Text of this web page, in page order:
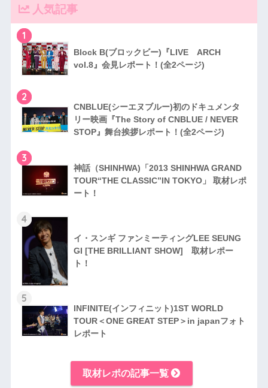
人気記事
1
Block B(ブロックビー)『LIVE ARCH
vol.8』会見レポート！(全2ページ)
2
CNBLUE(シーエヌブルー)初のドキュメンタ
リー映画『The Story of CNBLUE / NEVER
STOP』舞台挨拶レポート！(全2ページ)
3
神話（SHINHWA)「2013 SHINHWA GRAND
TOUR“THE CLASSIC”IN TOKYO」 取材レポ
ート！
4
イ・スンギ ファンミーティングLEE SEUNG
GI [THE BRILLIANT SHOW] 取材レポー
ト！
5
INFINITE(インフィニット)1ST WORLD
TOUR＜ONE GREAT STEP＞in japanフォト
レポート
取材レポの記事一覧